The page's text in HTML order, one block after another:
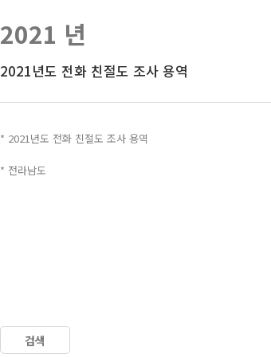
2021 년
2021년도 전화 친절도 조사 용역
* 2021년도 전화 친절도 조사 용역
* 전라남도
검색